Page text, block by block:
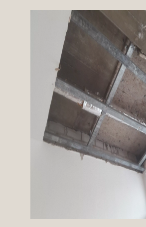
https://
rmeister.Bodden
https://twitter.com
https://